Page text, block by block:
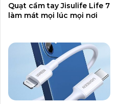
Quạt cầm tay Jisulife Life 7
làm mát mọi lúc mọi nơi